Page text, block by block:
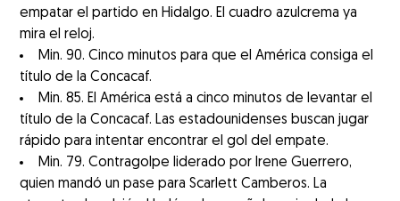
empatar el partido en Hidalgo. El cuadro azulcrema ya
mira el reloj.
Min. 90. Cinco minutos para que el América consiga el
título de la Concacaf.
Min. 85. El América está a cinco minutos de levantar el
título de la Concacaf. Las estadounidenses buscan jugar
rápido para intentar encontrar el gol del empate.
Min. 79. Contragolpe liderado por Irene Guerrero,
quien mandó un pase para Scarlett Camberos. La